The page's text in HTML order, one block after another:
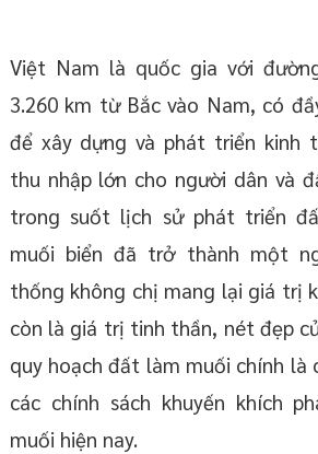
Việt Nam là quốc gia với
3.260 km từ Bắc vào Nam, có
để xây dựng và phát triển kinh
thu nhập lớn cho người dân và
trong suốt lịch sử phát triển
muối biển đã trở thành một
thống không chị mang lại giá trị
còn là giá trị tinh thần, nét đẹp
quy hoạch đất làm muối chính là
các chính sách khuyến khích
muối hiện nay.